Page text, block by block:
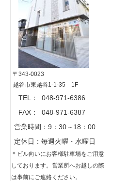
〒343-0023
越谷市東越谷1-1-35 1F
TEL： 048-971-6386
FAX： 048-971-6387
営業時間：9：30～18：00
定休日：毎週火曜・水曜日
＊ ビル向いにお客様駐車場をご用意
しております。営業所へお越しの際
は事前にご連絡ください。